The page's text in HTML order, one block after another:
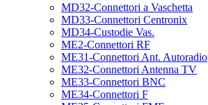
MD32-Connettori a Vaschetta
MD33-Connettori Centronix
MD34-Custodie Vas.
ME2-Connettori RF
ME31-Connettori Ant. Autoradio
ME32-Connettori Antenna TV
ME33-Connettori BNC
ME34-Connettori F